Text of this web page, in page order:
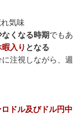
気味
くなる時期でもあ
入り となる
注視しながら、週
ドル及びドル円中